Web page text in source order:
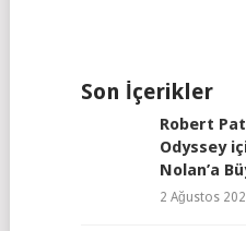
Son İçerikler
Robert
Odyssey
Nolan’a
2 Ağustos